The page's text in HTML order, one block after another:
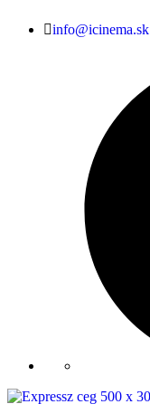
info@icinema.sk